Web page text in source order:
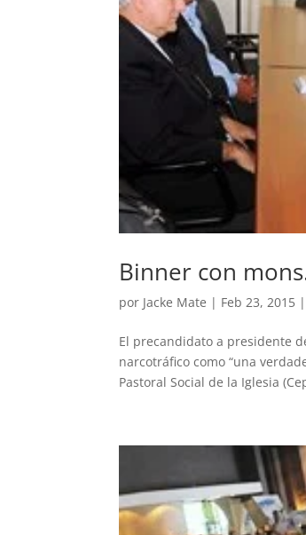
Binner con
por Jacke Mate | Feb 23, 2015 |
El precandidato a presidente
narcotráfico como “una
Pastoral Social de la Iglesia